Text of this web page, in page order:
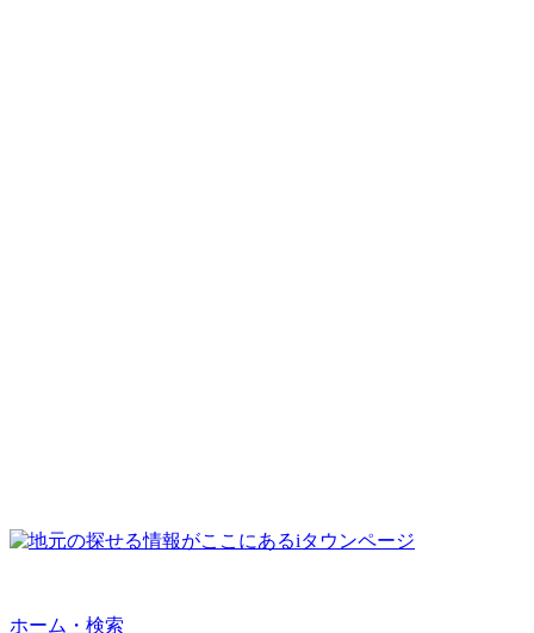
ホーム・検索